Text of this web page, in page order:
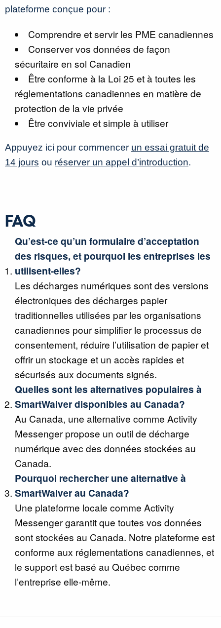
plateforme conçue pour :
Comprendre et servir les PME canadiennes
Conserver vos données de façon
sécuritaire en sol Canadien
Être conforme à la Loi 25 et à toutes les
réglementations canadiennes en matière de
protection de la vie privée
Être conviviale et simple à utiliser
Appuyez ici pour commencer un essai gratuit de
14 jours ou réserver un appel d’introduction.
FAQ
Qu’est-ce qu’un formulaire d’acceptation
des risques, et pourquoi les entreprises les
utilisent-elles?
Les décharges numériques sont des versions
électroniques des décharges papier
traditionnelles utilisées par les organisations
canadiennes pour simplifier le processus de
consentement, réduire l’utilisation de papier et
offrir un stockage et un accès rapides et
sécurisés aux documents signés.
Quelles sont les alternatives populaires à
SmartWaiver disponibles au Canada?
Au Canada, une alternative comme Activity
Messenger propose un outil de décharge
numérique avec des données stockées au
Canada.
Pourquoi rechercher une alternative à
SmartWaiver au Canada?
Une plateforme locale comme Activity
Messenger garantit que toutes vos données
sont stockées au Canada. Notre plateforme est
conforme aux réglementations canadiennes, et
le support est basé au Québec comme
l’entreprise elle-même.